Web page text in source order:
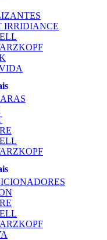
IRRIDIANCE